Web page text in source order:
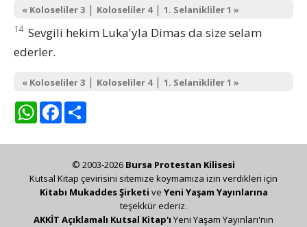
« Koloseliler 3 | Koloseliler 4| 1. Selanikliler 1 »
14 Sevgili hekim Luka'yla Dimas da size selam
ederler.
« Koloseliler 3 | Koloseliler 4| 1. Selanikliler 1 »
WhatsAppFacebook
© 2003-2026 Bursa Protestan Kilisesi
Kutsal Kitap çevirisini sitemize koymamıza izin verdikleri için
Kitabı Mukaddes Şirketi ve Yeni Yaşam Yayınlarına
teşekkür ederiz.
AKKİT Açıklamalı Kutsal Kitap'ı Yeni Yaşam Yayınları'nın